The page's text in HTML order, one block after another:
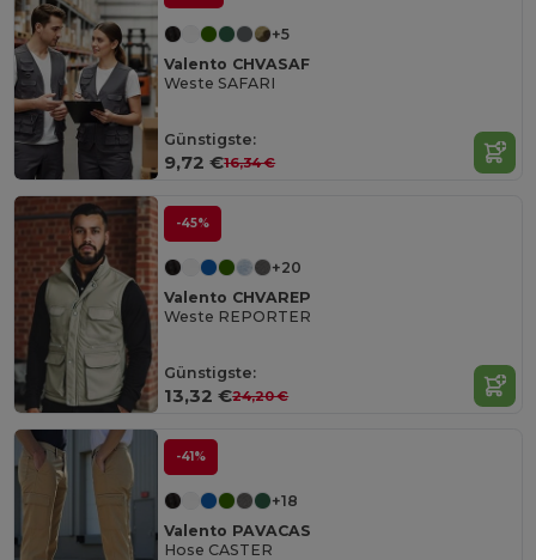
+5
Valento CHVASAF
Weste SAFARI
Günstigste:
9,72 €16,34 €
-45%
+20
Valento CHVAREP
Weste REPORTER
Günstigste:
13,32 €24,20 €
-41%
+18
Valento PAVACAS
Hose CASTER